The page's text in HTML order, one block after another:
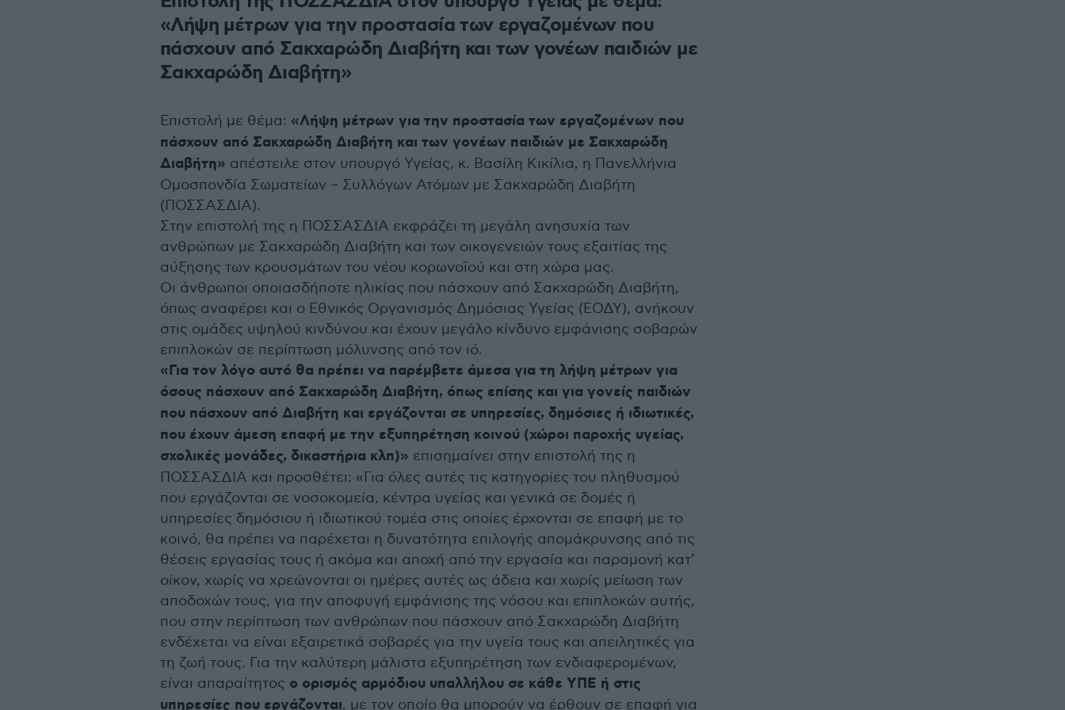
«Λήψη μέτρων για την προστασία των εργαζομένων που
πάσχουν από Σακχαρώδη Διαβήτη και των γονέων παιδιών με
Σακχαρώδη Διαβήτη»
Επιστολή με θέμα: «Λήψη μέτρων για την προστασία των εργαζομένων που
πάσχουν από Σακχαρώδη Διαβήτη και των γονέων παιδιών με Σακχαρώδη
Διαβήτη» απέστειλε στον υπουργό Υγείας, κ. Βασίλη Κικίλια, η Πανελλήνια
Ομοσπονδία Σωματείων – Συλλόγων Ατόμων με Σακχαρώδη Διαβήτη
(ΠΟΣΣΑΣΔΙΑ).
Στην επιστολή της η ΠΟΣΣΑΣΔΙΑ εκφράζει τη μεγάλη ανησυχία των
ανθρώπων με Σακχαρώδη Διαβήτη και των οικογενειών τους εξαιτίας της
αύξησης των κρουσμάτων του νέου κορωνοϊού και στη χώρα μας.
Οι άνθρωποι οποιασδήποτε ηλικίας που πάσχουν από Σακχαρώδη Διαβήτη,
όπως αναφέρει και ο Εθνικός Οργανισμός Δημόσιας Υγείας (ΕΟΔΥ), ανήκουν
στις ομάδες υψηλού κινδύνου και έχουν μεγάλο κίνδυνο εμφάνισης σοβαρών
επιπλοκών σε περίπτωση μόλυνσης από τον ιό.
«Για τον λόγο αυτό θα πρέπει να παρέμβετε άμεσα για τη λήψη μέτρων για
όσους πάσχουν από Σακχαρώδη Διαβήτη, όπως επίσης και για γονείς παιδιών
που πάσχουν από Διαβήτη και εργάζονται σε υπηρεσίες, δημόσιες ή ιδιωτικές,
που έχουν άμεση επαφή με την εξυπηρέτηση κοινού (χώροι παροχής υγείας,
σχολικές μονάδες, δικαστήρια κλπ)» επισημαίνει στην επιστολή της η
ΠΟΣΣΑΣΔΙΑ και προσθέτει: «Για όλες αυτές τις κατηγορίες του πληθυσμού
που εργάζονται σε νοσοκομεία, κέντρα υγείας και γενικά σε δομές ή
υπηρεσίες δημόσιου ή ιδιωτικού τομέα στις οποίες έρχονται σε επαφή με το
κοινό, θα πρέπει να παρέχεται η δυνατότητα επιλογής απομάκρυνσης από τις
θέσεις εργασίας τους ή ακόμα και αποχή από την εργασία και παραμονή κατ’
οίκον, χωρίς να χρεώνονται οι ημέρες αυτές ως άδεια και χωρίς μείωση των
αποδοχών τους, για την αποφυγή εμφάνισης της νόσου και επιπλοκών αυτής,
που στην περίπτωση των ανθρώπων που πάσχουν από Σακχαρώδη Διαβήτη
ενδέχεται να είναι εξαιρετικά σοβαρές για την υγεία τους και απειλητικές για
τη ζωή τους. Για την καλύτερη μάλιστα εξυπηρέτηση των ενδιαφερομένων,
είναι απαραίτητος ο ορισμός αρμόδιου υπαλλήλου σε κάθε ΥΠΕ ή στις
υπηρεσίες που εργάζονται, με τον οποίο θα μπορούν να έρθουν σε επαφή για